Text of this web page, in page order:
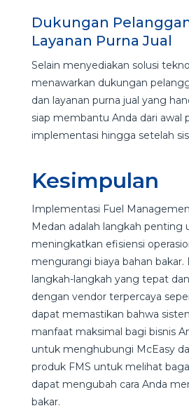
Dukungan
Layanan Purna Jual
Selain menyediakan solusi
menawarkan dukungan
dan layanan purna jual yang
siap membantu Anda dari awal
implementasi hingga setelah
Kesimpulan
Implementasi Fuel
Medan adalah langkah penting
meningkatkan efisiensi
mengurangi biaya bahan
langkah-langkah yang tepat
dengan vendor terpercaya
dapat memastikan bahwa
manfaat maksimal bagi bisnis
untuk menghubungi McEasy
produk FMS untuk melihat
dapat mengubah cara Anda
bakar.